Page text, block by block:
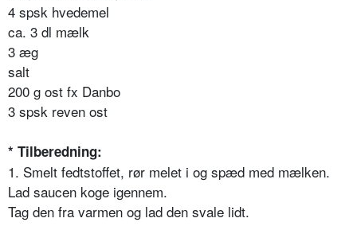
4 spsk hvedemel
ca. 3 dl mælk
3 æg
salt
200 g ost fx Danbo
3 spsk reven ost
* Tilberedning:
1. Smelt fedtstoffet, rør melet i og spæd med mælken.
Lad saucen koge igennem.
Tag den fra varmen og lad den svale lidt.